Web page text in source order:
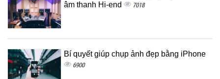
âm thanh Hi-end
7018
Bí quyết giúp chụp ảnh đẹp bằng iPhone
6900